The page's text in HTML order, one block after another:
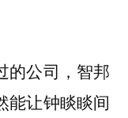
的公司，智邦
能让钟睒睒间